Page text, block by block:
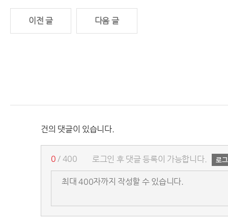
이전 글 다음 글
건의 댓글이 있습니다.
로그인 후 댓글 등록이 가능합니다.
0 / 400